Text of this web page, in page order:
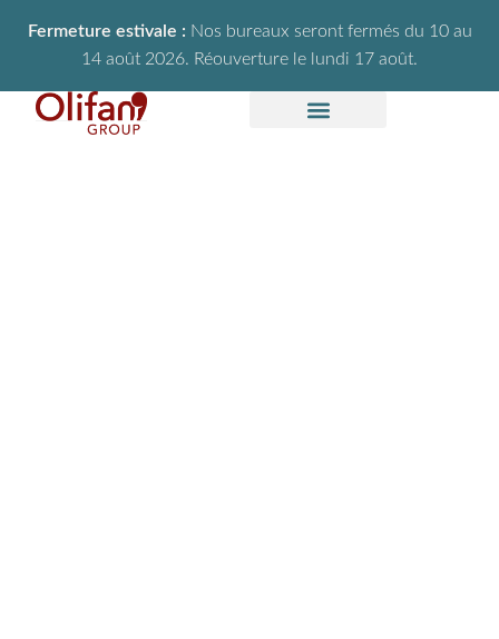
Fermeture estivale : Nos bureaux seront fermés du 10 au
14 août 2026. Réouverture le lundi 17 août.